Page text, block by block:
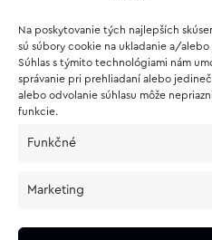
Na poskytovanie tých najlepších
sú súbory cookie na ukladanie a/
Súhlas s týmito technológiami nám
správanie pri prehliadaní alebo
alebo odvolanie súhlasu môže
funkcie.
Funkčné
Marketing
Vernostný program
O NÁKUPE
Vrátenie a reklamácia tovaru